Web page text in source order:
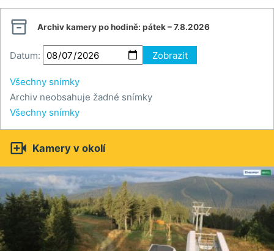
 Archiv kamery po hodině: pátek – 7.8.2026
Datum: Zobrazit
Všechny snímky
Archiv neobsahuje žadné snímky
Všechny snímky
 Kamery v okolí